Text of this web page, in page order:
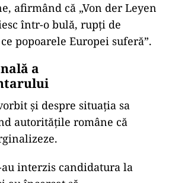
afirmând că „Von der Leyen
într-o bulă, rupți de
popoarele Europei suferă”.
a
și despre situația sa
autoritățile române că
au interzis candidatura la